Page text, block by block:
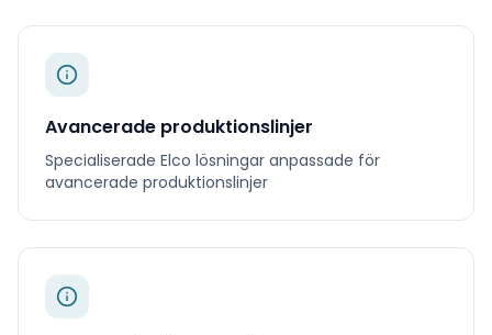
Avancerade produktionslinjer
Specialiserade Elco lösningar anpassade för
avancerade produktionslinjer